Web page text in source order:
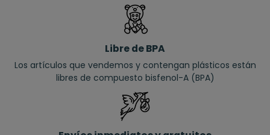
Libre de BPA
Los artículos que vendemos y contengan plásticos están
libres de compuesto bisfenol-A (BPA)